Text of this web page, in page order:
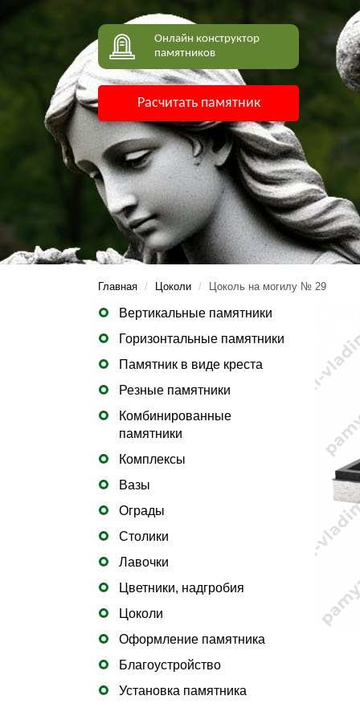
Онлайн конструктор
памятников
Расчитать памятник
Главная / Цоколи / Цоколь на могилу № 29
Вертикальные памятники
Горизонтальные памятники
Памятник в виде креста
Резные памятники
Комбинированные
памятники
Комплексы
Вазы
Ограды
Столики
Лавочки
Цветники, надгробия
Цоколи
Оформление памятника
Благоустройство
Установка памятника